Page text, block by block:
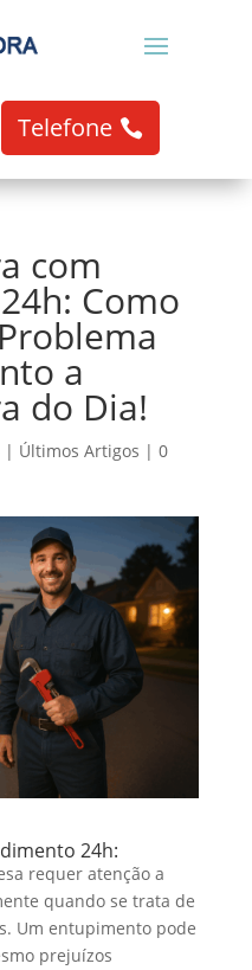
Telefone
com
Como
a
do Dia!
| Últimos Artigos | 0
24h:
requer atenção a
quando se trata de
Um entupimento pode
prejuízos